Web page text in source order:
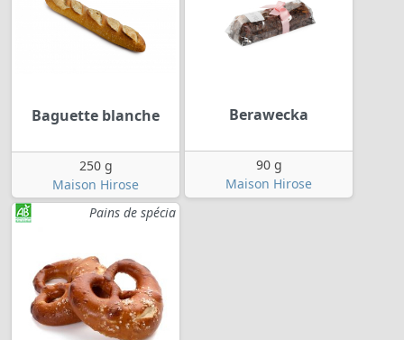
Baguette blanche
250 g
Maison Hirose
Berawecka
90 g
Maison Hirose
Pains de spécia